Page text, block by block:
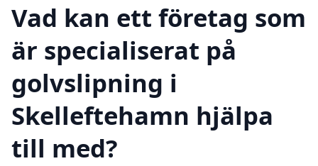
Vad kan ett företag som
är specialiserat på
golvslipning i
Skelleftehamn hjälpa
till med?